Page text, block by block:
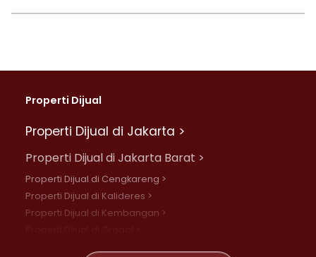
Properti Dijual
Properti Dijual di Jakarta >
Properti Dijual di Jakarta Barat >
Properti Dijual di Cengkareng >
Properti Dijual di Kalideres >
Properti Dijual di Kembangan >